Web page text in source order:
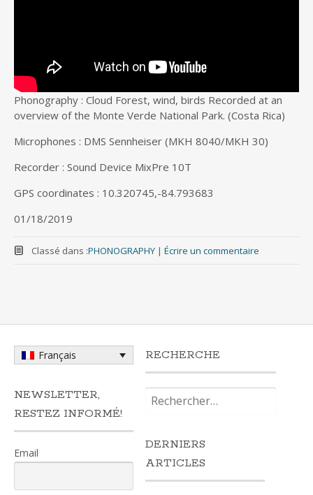
Phonography : Cloud Forest, wind, birds Recorded at an
overview of the Monte Verde National Park. (Costa Rica)
Microphones : DMS Sennheiser (MKH 8040/MKH 30)
Recorder : Sound Device MixPre 10T
GPS coordinates : 10.320745,-84.793683
01/18/2019
Classé dans :PHONOGRAPHY | Écrire un commentaire
Français
NEWSLETTER,
RESTEZ INFORMÉ!
Email
RECHERCHE
DERNIERS
ARTICLES